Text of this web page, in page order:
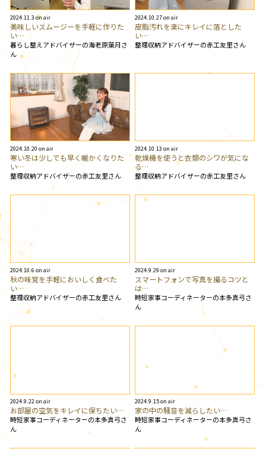
2024.11.3 on air
美味しいスムージーを手軽に作りた
い…
暮らし整えアドバイザーの海老原葉月さ
ん
2024.10.27 on air
皮脂汚れを楽にキレイに落とした
い…
整理収納アドバイザーの赤工友里さん
2024.10.20 on air
寒い冬は少しでも早く暖かくなりた
い…
整理収納アドバイザーの赤工友里さん
2024.10.13 on air
乾燥機を使うと衣類のシワが気にな
る…
整理収納アドバイザーの赤工友里さん
2024.10.6 on air
秋の味覚を手軽においしく食べた
い…
整理収納アドバイザーの赤工友里さん
2024.9.29 on air
スマートフォンで写真を撮るコツと
は…
時短家事コーディネーターの本多真弓さ
ん
2024.9.22 on air
お部屋の空気をキレイに保ちたい…
時短家事コーディネーターの本多真弓さ
ん
2024.9.15 on air
家の中の騒音を減らしたい…
時短家事コーディネーターの本多真弓さ
ん